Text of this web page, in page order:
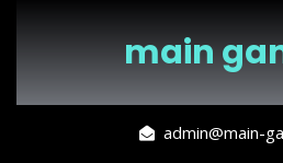
main
admin@main-